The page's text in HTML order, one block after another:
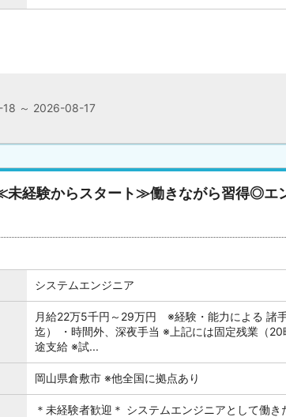
18 ～ 2026-08-17
経験からスタート≫働きながら習得◎エ
システムエンジニア
月給22万5千円～29万円 ※経験・能力による 諸
迄） ・時間外、深夜手当 ※上記には固定残業（
途支給 ※試...
岡山県倉敷市 ※他全国に拠点あり
＊未経験者歓迎＊ システムエンジニアとして働